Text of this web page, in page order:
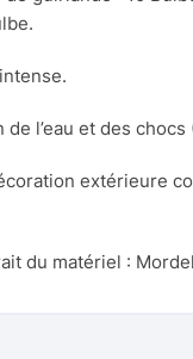
l’eau et des chocs
extérieure
du matériel :